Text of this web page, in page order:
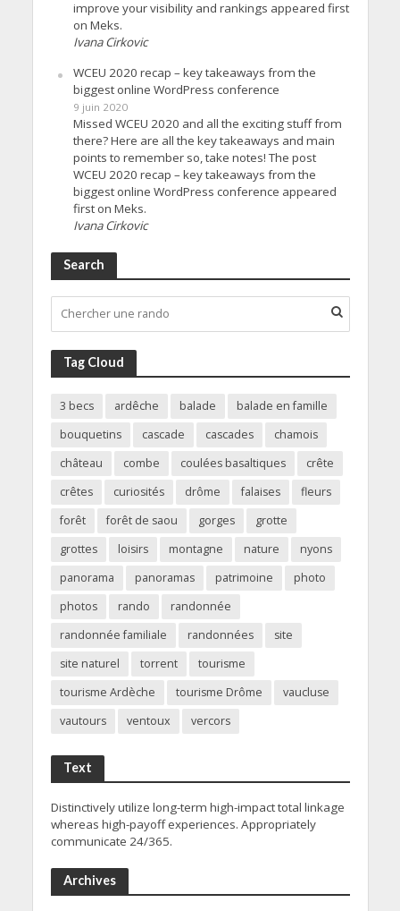
improve your visibility and rankings appeared first
on Meks.
Ivana Cirkovic
WCEU 2020 recap – key takeaways from the
biggest online WordPress conference
9 juin 2020
Missed WCEU 2020 and all the exciting stuff from
there? Here are all the key takeaways and main
points to remember so, take notes! The post
WCEU 2020 recap – key takeaways from the
biggest online WordPress conference appeared
first on Meks.
Ivana Cirkovic
Search
Tag Cloud
3 becs ardêche balade
balade en famille
bouquetins
cascade cascades
chamois
château
combe coulées basaltiques
crête
crêtes
curiosités drôme falaises
fleurs
forêt
forêt de saou gorges
grotte
grottes
loisirs montagne nature
nyons
panorama
panoramas patrimoine
photo
photos
rando
randonnée
randonnée familiale
randonnées
site
site naturel
torrent
tourisme
tourisme Ardèche
tourisme Drôme
vaucluse
vautours
ventoux vercors
Text
Distinctively utilize long-term high-impact total linkage
whereas high-payoff experiences. Appropriately
communicate 24/365.
Archives